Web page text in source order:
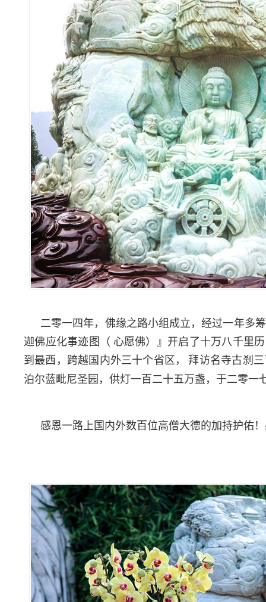
二零一四年，佛缘之路小组成立，经过一年多
迦佛应化事迹图（ 心愿佛）』开启了十万八千里
到最西，跨越国内外三十个省区，
拜访名寺古刹
泊尔蓝毗尼圣园，供灯一百二十五万盏，于二零
感恩一路上国内外数百位高僧大德的加持护佑